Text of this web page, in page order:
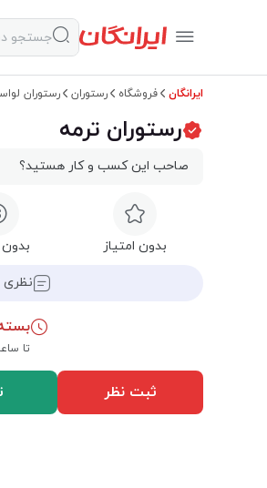
ایرانگان فروشگاه رستوران رستوران
رستوران ترمه
صاحب این کسب و کار هستید؟
بدون امتیاز
تا ساعت
ثبت نظر